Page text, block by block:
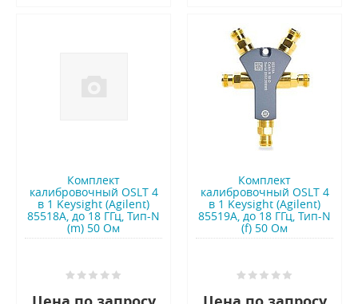
Комплект
калибровочный OSLT 4
в 1 Keysight (Agilent)
85518A, до 18 ГГц, Тип-N
(m) 50 Ом
Комплект
калибровочный OSLT 4
в 1 Keysight (Agilent)
85519A, до 18 ГГц, Тип-N
(f) 50 Ом